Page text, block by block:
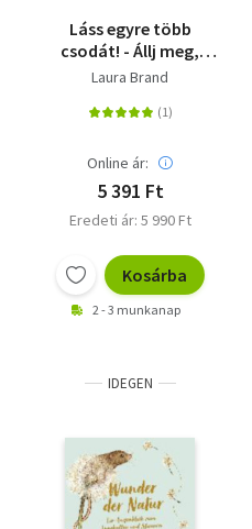
Láss egyre több
csodát! - Állj meg,
vedd észre a
pillanatait!
Laura Brand
Online ár:
5 391 Ft
Eredeti ár: 5 990 Ft
Kosárba
2 - 3 munkanap
IDEGEN